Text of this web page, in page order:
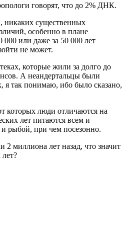
говорят, что до 2% ДНК.
никаких существенных
особенно в плане
000 или даже за 50 000 лет
не может.
которые жили за долго до
А неандертальцы были
я так понимаю, ибо было сказано,
которых люди отличаются на
лет питаются всем и
рыбой, при чем посезонно.
2 миллиона лет назад, что значит